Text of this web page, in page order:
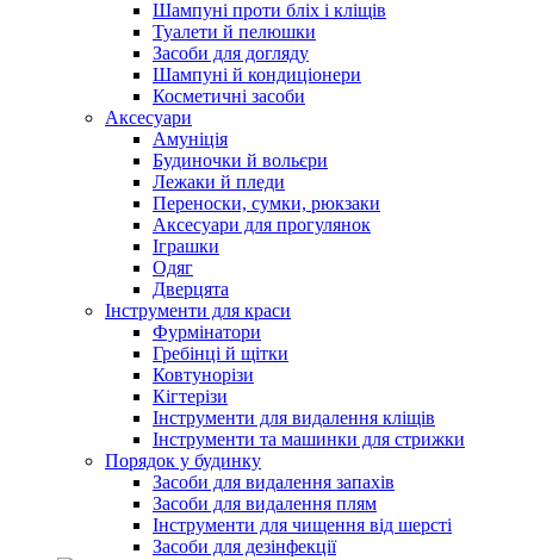
Шампуні проти бліх і кліщів
Туалети й пелюшки
Засоби для догляду
Шампуні й кондиціонери
Косметичні засоби
Аксесуари
Амуніція
Будиночки й вольєри
Лежаки й пледи
Переноски, сумки, рюкзаки
Аксесуари для прогулянок
Іграшки
Одяг
Дверцята
Інструменти для краси
Фурмінатори
Гребінці й щітки
Ковтунорізи
Кігтерізи
Інструменти для видалення кліщів
Інструменти та машинки для стрижки
Порядок у будинку
Засоби для видалення запахів
Засоби для видалення плям
Інструменти для чищення від шерсті
Засоби для дезінфекції